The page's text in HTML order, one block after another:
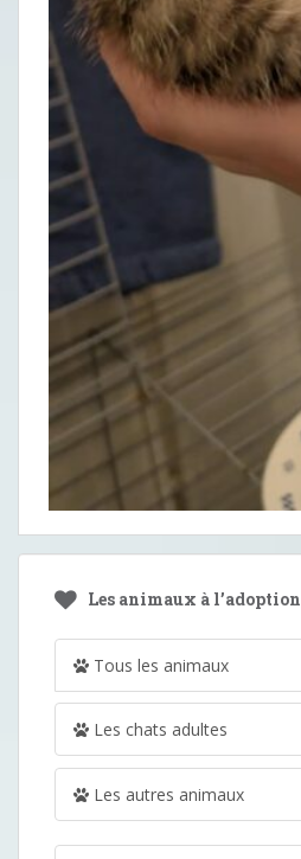
Les animaux à l’adoption
Tous les animaux
Les chats adultes
Les autres animaux